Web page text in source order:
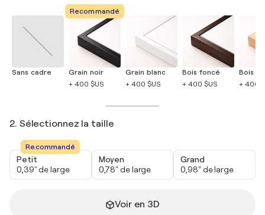
Sans cadre
Recommandé
Grain noir
+ 400 $US
Grain blanc
+ 400 $US
Bois foncé
+ 400 $US
Bois
+ 400
2. Sélectionnez la taille
Recommandé
Petit
0,39" de large
Moyen
0,78" de large
Grand
0,98" de large
Voir en 3D